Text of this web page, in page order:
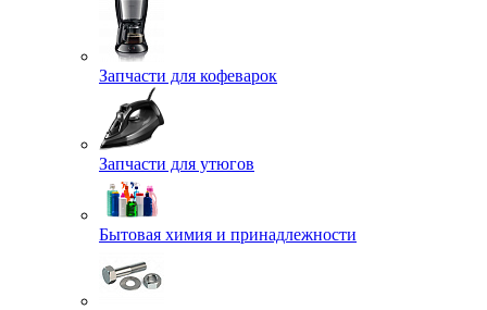
Запчасти для кофеварок
Запчасти для утюгов
Бытовая химия и принадлежности